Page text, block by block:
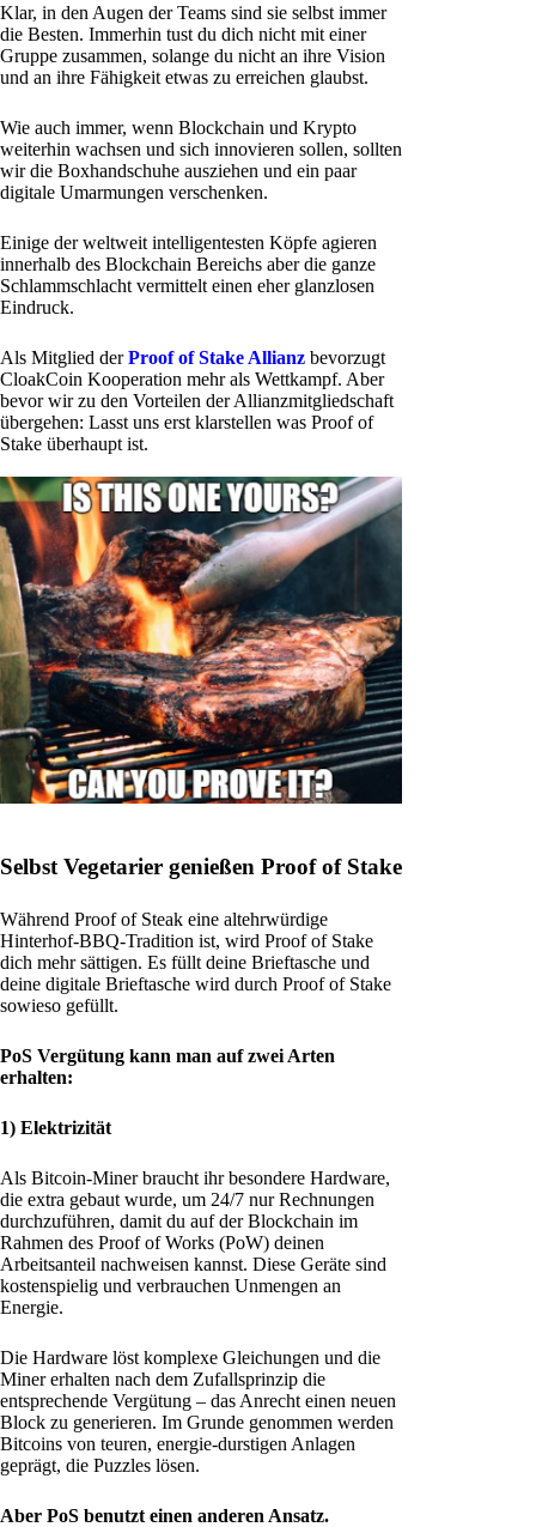
Klar, in den Augen der Teams sind sie selbst immer
die Besten. Immerhin tust du dich nicht mit einer
Gruppe zusammen, solange du nicht an ihre Vision
und an ihre Fähigkeit etwas zu erreichen glaubst.
Wie auch immer, wenn Blockchain und Krypto
weiterhin wachsen und sich innovieren sollen, sollten
wir die Boxhandschuhe ausziehen und ein paar
digitale Umarmungen verschenken.
Einige der weltweit intelligentesten Köpfe agieren
innerhalb des Blockchain Bereichs aber die ganze
Schlammschlacht vermittelt einen eher glanzlosen
Eindruck.
Als Mitglied derProof of Stake Allianz bevorzugt
CloakCoin Kooperation mehr als Wettkampf. Aber
bevor wir zu den Vorteilen der Allianzmitgliedschaft
übergehen: Lasst uns erst klarstellen was Proof of
Stake überhaupt ist.
Selbst Vegetarier genießen Proof of Stake
Während Proof of Steak eine altehrwürdige
Hinterhof-BBQ-Tradition ist, wird Proof of Stake
dich mehr sättigen. Es füllt deine Brieftasche und
deine digitale Brieftasche wird durch Proof of Stake
sowieso gefüllt.
PoS Vergütung kann man auf zwei Arten
erhalten:
1) Elektrizität
Als Bitcoin-Miner braucht ihr besondere Hardware,
die extra gebaut wurde, um 24/7 nur Rechnungen
durchzuführen, damit du auf der Blockchain im
Rahmen des Proof of Works (PoW) deinen
Arbeitsanteil nachweisen kannst. Diese Geräte sind
kostenspielig und verbrauchen Unmengen an
Energie.
Die Hardware löst komplexe Gleichungen und die
Miner erhalten nach dem Zufallsprinzip die
entsprechende Vergütung – das Anrecht einen neuen
Block zu generieren. Im Grunde genommen werden
Bitcoins von teuren, energie-durstigen Anlagen
geprägt, die Puzzles lösen.
Aber PoS benutzt einen anderen Ansatz.